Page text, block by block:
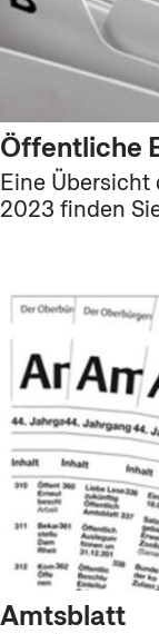
Öffentliche
Eine Übersicht
2023 finden
Amtsblatt